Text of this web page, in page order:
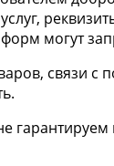
форм могут
связи с